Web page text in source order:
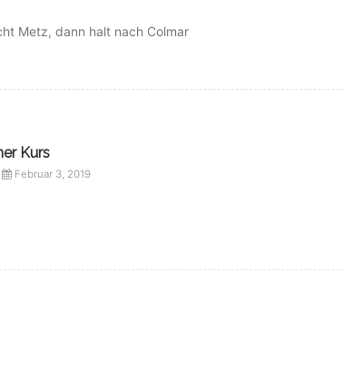
Metz, dann halt nach Colmar
Kurs
Februar 3, 2019